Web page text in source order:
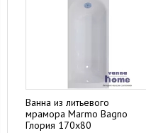
Ванна из литьевого
мрамора Marmo Bagno
Глория 170x80